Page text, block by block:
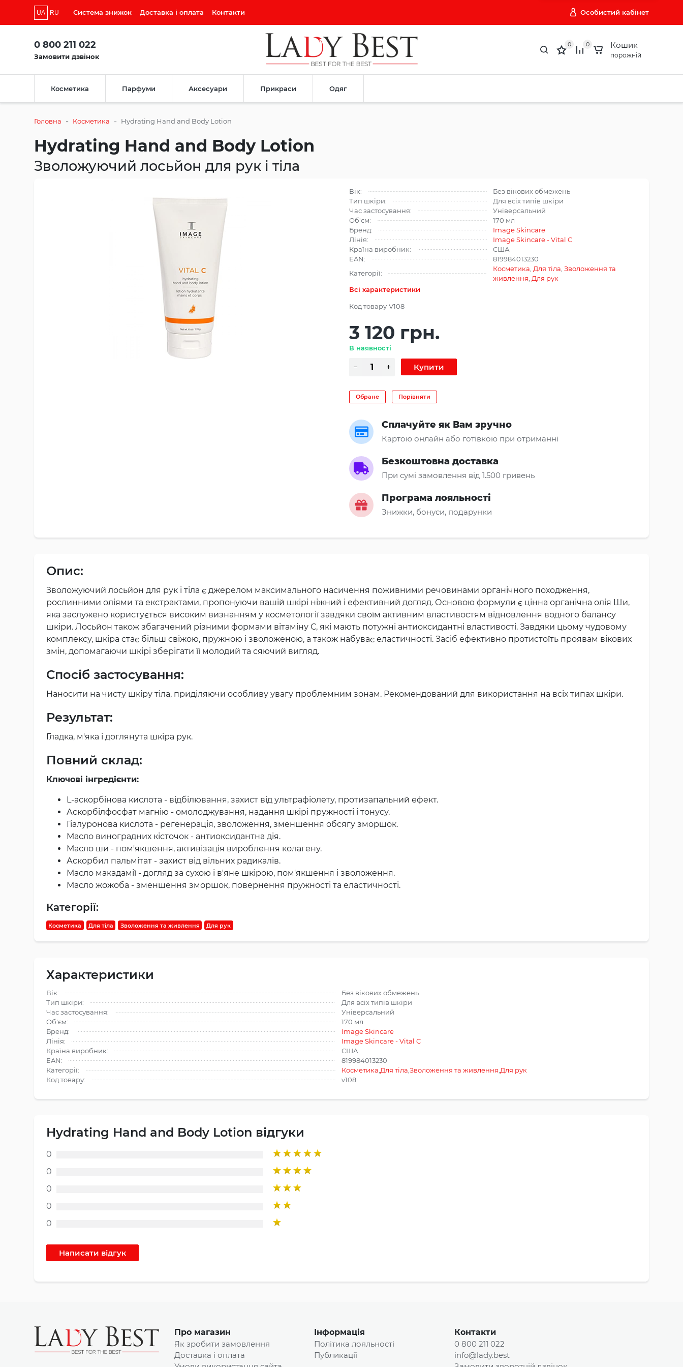
UA RU Система знижок Доставка і оплата Контакти Особистий кабінет
0 800 211 022
Замовити дзвінок
0 0 Кошик
порожній
Косметика Парфуми Аксесуари Прикраси Одяг
Головна - Косметика - Hydrating Hand and Body Lotion
Hydrating Hand and Body Lotion
Зволожуючий лосьйон для рук і тіла
Вік:
Без вікових обмежень
Тип шкіри:
Для всіх типів шкіри
Час застосування:
Універсальний
Об'єм:
170 мл
Бренд:
Image Skincare
Лінія:
Image Skincare - Vital C
Країна виробник:
США
EAN:
819984013230
Категорії:
Косметика Для тіла Зволоження та
живлення Для рук
Всі характеристики
Код товару V108
3 120 грн.
В наявності
Обране Порівняти
Сплачуйте як Вам зручно
Картою онлайн або готівкою при отриманні
Безкоштовна доставка
При сумі замовлення від 1.500 гривень
Програма лояльності
Знижки, бонуси, подарунки
Опис:
Зволожуючий лосьйон для рук і тіла є джерелом максимального насичення поживними речовинами органічного походження,
рослинними оліями та екстрактами, пропонуючи вашій шкірі ніжний і ефективний догляд. Основою формули є цінна органічна олія Ши,
яка заслужено користується високим визнанням у косметології завдяки своїм активним властивостям відновлення водного балансу
шкіри. Лосьйон також збагачений різними формами вітаміну С, які мають потужні антиоксидантні властивості. Завдяки цьому чудовому
комплексу, шкіра стає більш свіжою, пружною і зволоженою, а також набуває еластичності. Засіб ефективно протистоїть проявам вікових
змін, допомагаючи шкірі зберігати її молодий та сяючий вигляд.
Спосіб застосування:
Наносити на чисту шкіру тіла, приділяючи особливу увагу проблемним зонам. Рекомендований для використання на всіх типах шкіри.
Результат:
Гладка, м'яка і доглянута шкіра рук.
Повний склад:
Ключові інгредієнти:
L-аскорбінова кислота - відбілювання, захист від ультрафіолету, протизапальний ефект.
Аскорбілфосфат магнію - омолоджування, надання шкірі пружності і тонусу.
Гіалуронова кислота - регенерація, зволоження, зменшення обсягу зморшок.
Масло виноградних кісточок - антиоксидантна дія.
Масло ши - пом'якшення, активізація вироблення колагену.
Аскорбил пальмітат - захист від вільних радикалів.
Масло макадамії - догляд за сухою і в'яне шкірою, пом'якшення і зволоження.
Масло жожоба - зменшення зморшок, повернення пружності та еластичності.
Категорії:
Косметика Для тіла Зволоження та живлення Для рук
Характеристики
Вік:
Без вікових обмежень
Тип шкіри:
Для всіх типів шкіри
Час застосування:
Універсальний
Об'єм:
170 мл
Бренд:
Image Skincare
Лінія:
Image Skincare - Vital C
Країна виробник:
США
EAN:
819984013230
Категорії:
Косметика,Для тіла,Зволоження та живлення,Для рук
Код товару:
v108
Hydrating Hand and Body Lotion відгуки
0
0
0
0
0
Про магазин
Як зробити замовлення
Доставка і оплата
Інформація
Політика лояльності
Публикації
Контакти
0 800 211 022
info@lady.best